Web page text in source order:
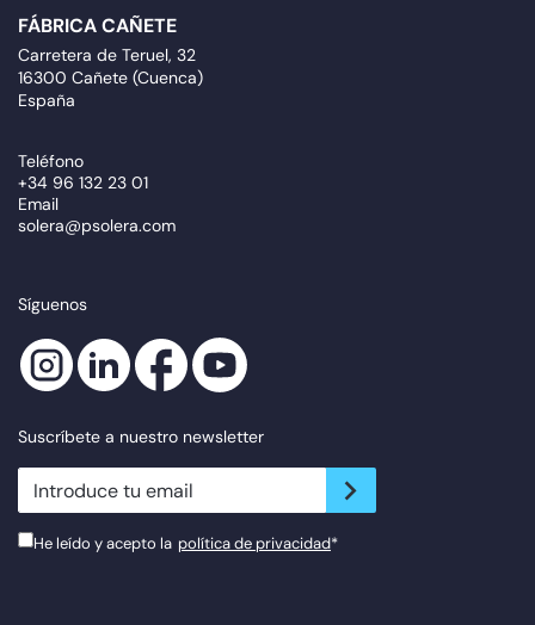
FÁBRICA CAÑETE
Carretera de Teruel, 32
16300 Cañete (Cuenca)
España
Teléfono
+34 96 132 23 01
Email
solera@psolera.com
Síguenos
Suscríbete a nuestro newsletter
newsletter.suscribe
He leído y acepto la política de privacidad*